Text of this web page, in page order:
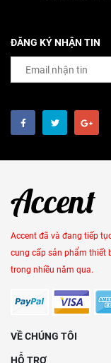
ĐĂNG KÝ NHẬN TIN
Accent đã và đang tiếp
cung cấp sản phẩm thiết
trong nhiều năm qua.
VỀ CHÚNG TÔI
HỖ TRỢ